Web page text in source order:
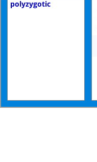
polyzygotic